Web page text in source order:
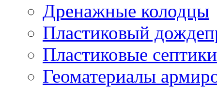
Дренажные колодцы
Пластиковый
Пластиковые септики
Геоматериалы